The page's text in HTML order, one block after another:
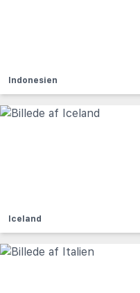
Indonesien
Iceland